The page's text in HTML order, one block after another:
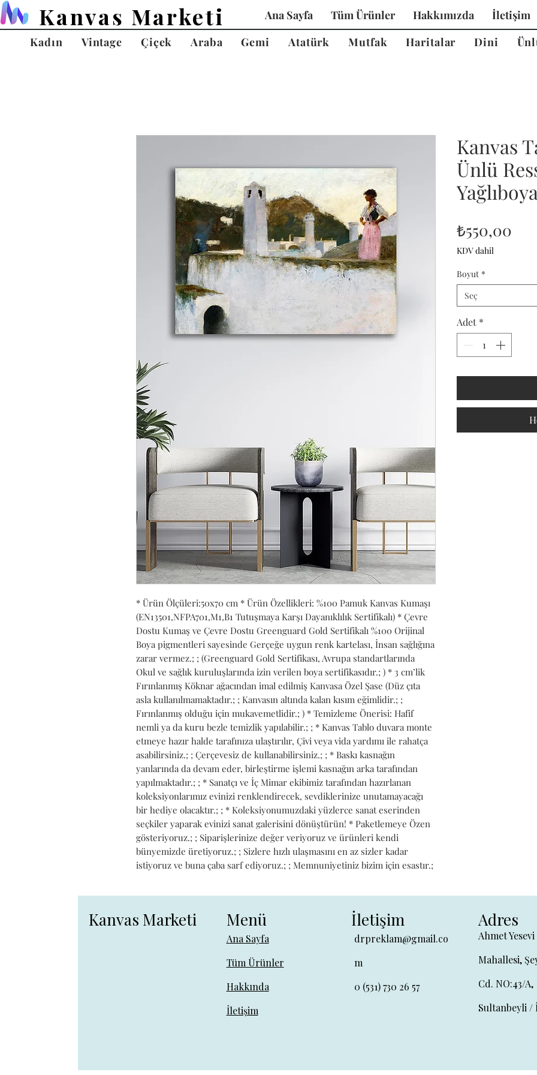
Kanvas Marketi Ana Sayfa Tüm Ürünler Hakkımızda İletişim
Kadın
Vintage Çiçek Araba Gemi Atatürk Mutfak Haritalar Dini
* Ürün Ölçüleri:50x70 cm * Ürün Özellikleri: %100 Pamuk Kanvas Kumaşı
(EN13501,NFPA701,M1,B1 Tutuşmaya Karşı Dayanıklılık Sertifikalı) * Çevre
Dostu Kumaş ve Çevre Dostu Greenguard Gold Sertifikalı %100 Orijinal
Boya pigmentleri sayesinde Gerçeğe uygun renk kartelası, İnsan sağlığına
zarar vermez.; ; (Greenguard Gold Sertifikası, Avrupa standartlarında
Okul ve sağlık kuruluşlarında izin verilen boya sertifikasıdır.; ) * 3 cm’lik
Fırınlanmış Köknar ağacından imal edilmiş Kanvasa Özel Şase (Düz çıta
asla kullanılmamaktadır.; ; Kanvasın altında kalan kısım eğimlidir.; ;
Fırınlanmış olduğu için mukavemetlidir.; ) * Temizleme Önerisi: Hafif
nemli ya da kuru bezle temizlik yapılabilir.; ; * Kanvas Tablo duvara monte
etmeye hazır halde tarafınıza ulaştırılır, Çivi veya vida yardımı ile rahatça
asabilirsiniz.; ; Çerçevesiz de kullanabilirsiniz.; ; * Baskı kasnağın
yanlarında da devam eder, birleştirme işlemi kasnağın arka tarafından
yapılmaktadır.; ; * Sanatçı ve İç Mimar ekibimiz tarafından hazırlanan
koleksiyonlarımız evinizi renklendirecek, sevdiklerinize unutamayacağı
bir hediye olacaktır.; ; * Koleksiyonumuzdaki yüzlerce sanat eserinden
seçkiler yaparak evinizi sanat galerisini dönüştürün! * Paketlemeye Özen
gösteriyoruz.; ; Siparişlerinize değer veriyoruz ve ürünleri kendi
bünyemizde üretiyoruz.; ; Sizlere hızlı ulaşmasını en az sizler kadar
istiyoruz ve buna çaba sarf ediyoruz.; ; Memnuniyetiniz bizim için esastır.;
Kanvas
Ünlü
₺550,00
KDV dahil
Boyut *
Seç
Adet *
Kanvas Marketi Menü
Ana Sayfa
Tüm Ürünler
Hakkında
İletişim
İletişim
drpreklam@gmail.co
m
0 (531) 730 26 57
Adres
Ahmet Yesevi
Mahallesi,
Cd. NO:43/A,
Sultanbeyli /